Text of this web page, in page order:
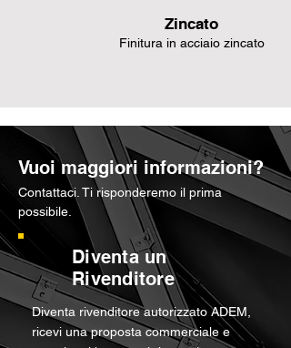
Zincato
Finitura in acciaio zincato
Vuoi maggiori informazioni?
Contattaci. Ti risponderemo il prima
possibile.
Diventa un
Rivenditore
Diventa rivenditore autorizzato ADEM,
ricevi una proposta commerciale e